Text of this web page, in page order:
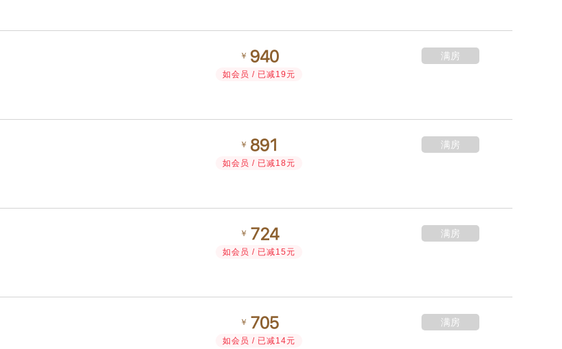
￥ 
如会员 / 已减19元
满房
￥ 
如会员 / 已减18元
满房
￥ 
如会员 / 已减15元
满房
￥ 
如会员 / 已减14元
满房